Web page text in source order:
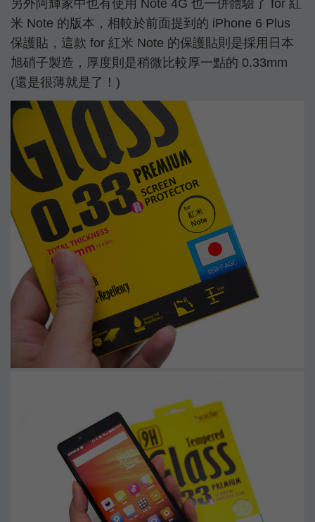
另外阿輝家中也有使用 Note 4G 也一併體驗了 for 紅
米 Note 的版本，相較於前面提到的 iPhone 6 Plus
保護貼，這款 for 紅米 Note 的保護貼則是採用日本
旭硝子製造，厚度則是稍微比較厚一點的 0.33mm
(還是很薄就是了！)